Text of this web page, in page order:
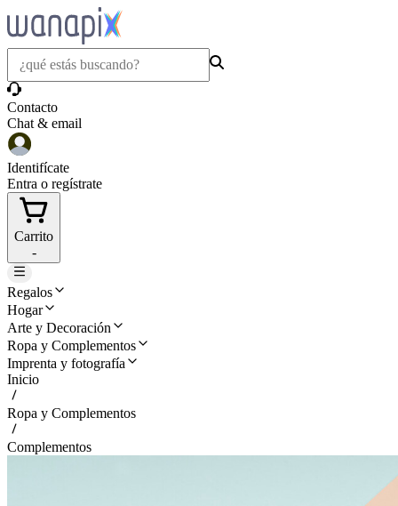
Contacto
Chat & email
Identifícate
Entra o regístrate
Carrito
-
Regalos
Hogar
Arte y Decoración
Ropa y Complementos
Imprenta y fotografía
Inicio
Ropa y Complementos
Complementos